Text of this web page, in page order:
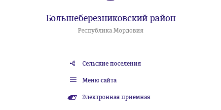
Большеберезниковский район
Республика Мордовия
Сельские поселения
Меню сайта
Электронная приемная